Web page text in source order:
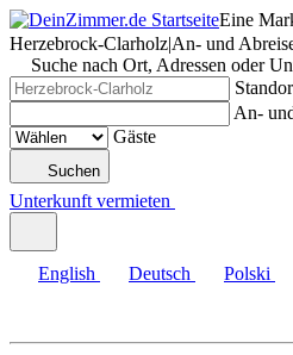
Eine
Herzebrock-Clarholz|An- und
Suche nach Ort, Adressen oder
An-
Gäste
Suchen
Unterkunft vermieten
English Deutsch Polski